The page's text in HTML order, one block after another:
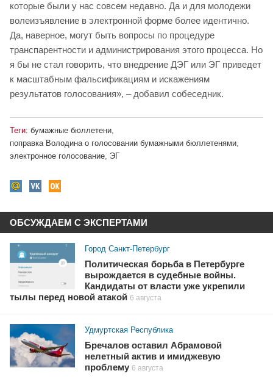
которые были у нас совсем недавно. Да и для молодежи
волеизъявление в электронной форме более идентично.
Да, наверное, могут быть вопросы по процедуре
транспарентности и администрирования этого процесса. Но
я бы не стал говорить, что внедрение ДЭГ или ЭГ приведет
к масштабным фальсификациям и искажениям
результатов голосования», – добавил собеседник.
Теги: бумажные бюллетени
поправка Володина о голосовании бумажными бюллетенями
электронное голосование, ЭГ
ОБСУЖДАЕМ С ЭКСПЕРТАМИ
Город Санкт-Петербург
Политическая борьба в Петербурге
вырождается в судебные войны.
Кандидаты от власти уже укрепили
тылы перед новой атакой 6 августа
Удмуртская Республика
Бречалов оставил Абрамовой
нелетный актив и имиджевую
проблему 6 августа